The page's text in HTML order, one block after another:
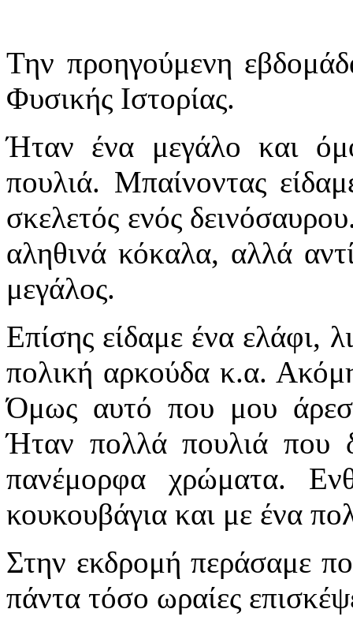
Την προηγούμενη
Φυσικής Ιστορίας.
Ήταν ένα μεγάλο και
πουλιά. Μπαίνοντας
σκελετός ενός
αληθινά κόκαλα, αλλά
μεγάλος.
Επίσης είδαμε ένα ελάφι,
πολική αρκούδα κ.α.
Όμως αυτό που μου
Ήταν πολλά πουλιά που
πανέμορφα χρώματα.
κουκουβάγια και με ένα
Στην εκδρομή περάσαμε
πάντα τόσο ωραίες